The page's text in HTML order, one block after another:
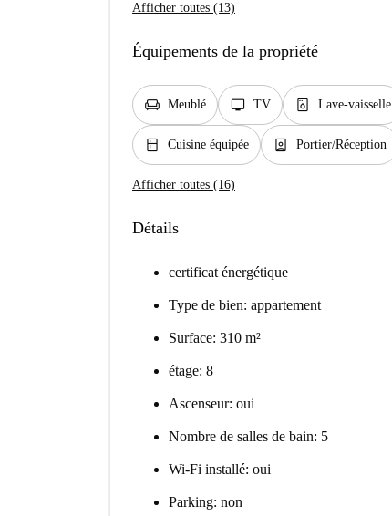
Afficher toutes (13)
Équipements de la propriété
chair Meublé tv TV dishwasher_gen Lave-vaisselle
kitchen Cuisine équipée person_book Portier/Réception
Afficher toutes (16)
Détails
certificat énergétique
Type de bien: appartement
Surface: 310 m²
étage: 8
Ascenseur: oui
Nombre de salles de bain: 5
Wi-Fi installé: oui
Parking: non